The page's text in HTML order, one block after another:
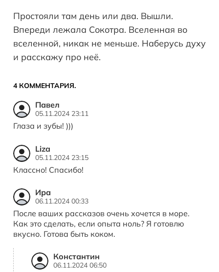
Простояли там день или два. Вышли.
Впереди лежала Сокотра. Вселенная во
вселенной, никак не меньше. Наберусь духу
и расскажу про неё.
4 КОММЕНТАРИЯ.
Павел
05.11.2024 23:11
Глаза и зубы! )))
Liza
05.11.2024 23:15
Классно! Спасибо!
Ира
06.11.2024 00:33
После ваших рассказов очень хочется в море.
Как это сделать, если опыта ноль? Я готовлю
вкусно. Готова быть коком.
Константин
06.11.2024 06:50